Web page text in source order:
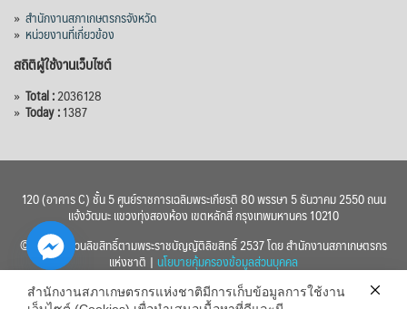
» สำนักงานสภาเกษตรกรจังหวัด
» หน่วยงานที่เกี่ยวข้อง
สถิติผู้ใช้งานเว็บไซต์
» Total :2036128
» Today :1387
120 (อาคาร C) ชั้น 5 ศูนย์ราชการเฉลิมพระเกียรติ 80 พรรษา 5 ธันวาคม 2550 ถนน
แจ้งวัฒนะ แขวงทุ่งสองห้อง เขตหลักสี่ กรุงเทพมหานคร 10210
© 2560 สงวนลิขสิทธิ์ตามพระราชบัญญัติลิขสิทธิ์ 2537 โดย สำนักงานสภาเกษตรกร
แห่งชาติ | นโยบายคุ้มครองข้อมูลส่วนบุคคล
สำนักงานสภาเกษตรกรแห่งชาติมีการเก็บข้อมูลการใช้งาน